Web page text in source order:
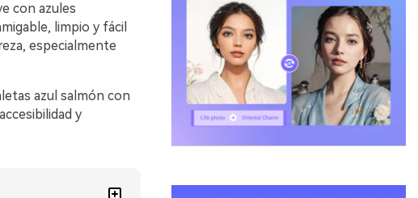
con azules
limpio y fácil
especialmente
azul salmón con
y